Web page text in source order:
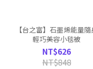
【台之富】石墨烯能量隨
輕巧美容小毯被
NT$626
NT$848